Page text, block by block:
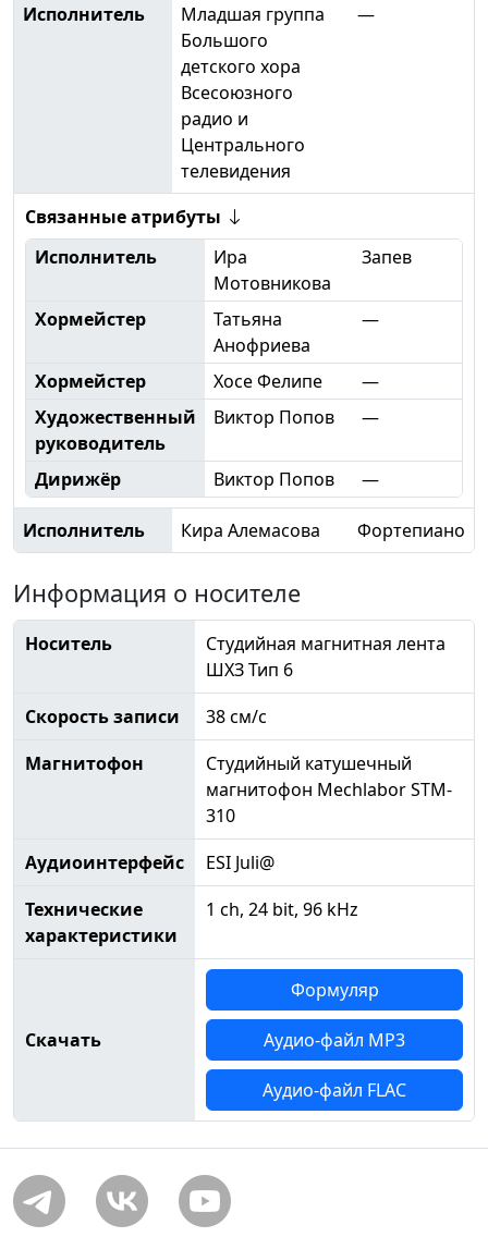
Исполнитель
Младшая группа
Большого
детского хора
Всесоюзного
радио и
Центрального
телевидения
—
Связанные атрибуты
Исполнитель
Ира
Мотовникова
Запев
Хормейстер
Татьяна
Анофриева
—
Хормейстер Хосе Фелипе
—
Художественный
руководитель
Виктор Попов —
Дирижёр Виктор Попов —
Исполнитель Кира Алемасова Фортепиано
Информация о носителе
Носитель
Студийная магнитная лента
ШХЗ Тип 6
Скорость записи
38 см/с
Магнитофон
Студийный катушечный
магнитофон Mechlabor STM-
310
Аудиоинтерфейс
ESI Juli@
Технические
характеристики
1 ch, 24 bit, 96 kHz
Скачать
Формуляр
Аудио-файл MP3
Аудио-файл FLAC